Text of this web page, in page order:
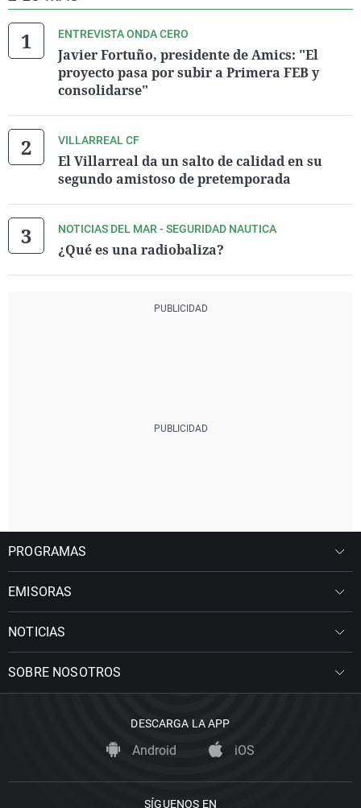
ENTREVISTA ONDA CERO
Javier Fortuño, presidente de Amics: "El
proyecto pasa por subir a Primera FEB y
consolidarse"
VILLARREAL CF
El Villarreal da un salto de calidad en su
segundo amistoso de pretemporada
NOTICIAS DEL MAR - SEGURIDAD NAUTICA
¿Qué es una radiobaliza?
PROGRAMAS
EMISORAS
NOTICIAS
SOBRE NOSOTROS
DESCARGA LA APP
Android iOS
SÍGUENOS EN